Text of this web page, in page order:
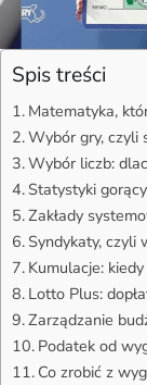
Spis treści
Matematyka,
Wybór gry, czyli
Wybór liczb:
Statystyki
Zakłady
Syndykaty, czyli
Kumulacje:
Lotto Plus:
Zarządzanie
Podatek od
Co zrobić z